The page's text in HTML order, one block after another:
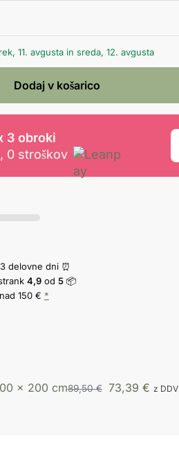
11. avgusta in sreda, 12. avgusta
Dodaj v košarico
3 obroki
0 stroškov
delovne dni ⏰
4,9od 5📦
150 € *
x 200 cm89,50€ 73,39 € z DDV